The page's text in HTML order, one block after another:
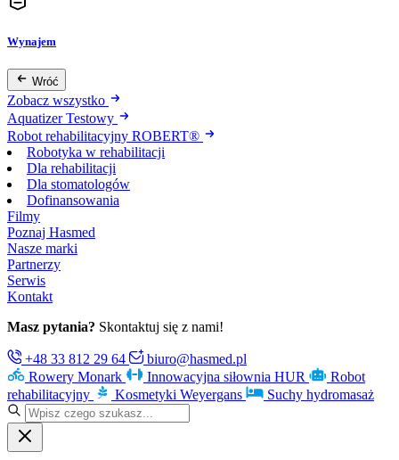
Wynajem
Wróć
Zobacz wszystko
Aquatizer Testowy
Robot rehabilitacyjny ROBERT®
Robotyka w rehabilitacji
Dla rehabilitacji
Dla stomatologów
Dofinansowania
Filmy
Poznaj Hasmed
Nasze marki
Partnerzy
Serwis
Kontakt
Masz pytania? Skontaktuj się z nami!
+48 33 812 29 64
biuro@hasmed.pl
Rowery Monark
Innowacyjna siłownia HUR
Robot
rehabilitacyjny
Kosmetyki Weyergans Suchy hydromasaż